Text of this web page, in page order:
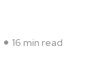
16 min read